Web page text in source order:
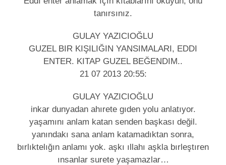
tanırsınız.
GULAY YAZICIOĞLU
GUZEL BIR KIŞILIĞIN YANSIMALARI, EDDI
ENTER. KITAP GUZEL BEĞENDIM..
21 07 2013 20:55:
GULAY YAZICIOĞLU
inkar dunyadan ahırete gıden yolu anlatıyor.
yaşamını anlam katan senden başkası değil.
yanındakı sana anlam katamadıktan sonra,
bırlıktelığın anlamı yok. aşkı ıllahı aşkla bırleştıren
ınsanlar surete yaşamazlar…